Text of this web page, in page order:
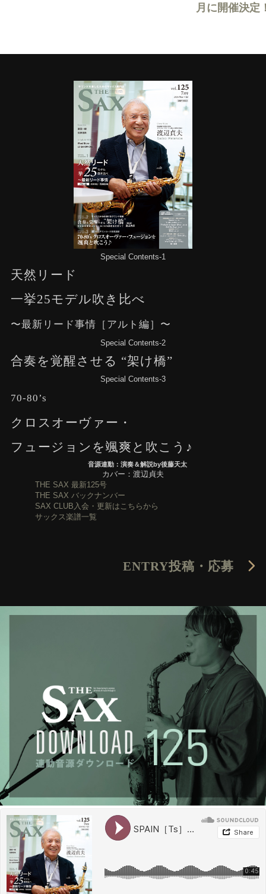
月に開催決定
Special Contents-1
天然リード
一挙25モデル吹き比べ
〜最新リード事情［アルト編］〜
Special Contents-2
合奏を覚醒させる “架け橋”
Special Contents-3
70-80’s
クロスオーヴァー・
フュージョンを颯爽と吹こう♪
音源連動：演奏＆解説by後藤天太
カバー：渡辺貞夫
THE SAX 最新125号
THE SAX バックナンバー
SAX CLUB入会・更新はこちらから
サックス楽譜一覧
ENTRY投稿・応募